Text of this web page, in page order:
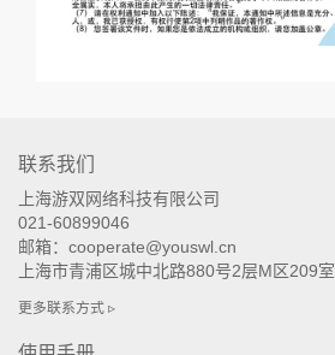
联系我们
上海游双网络科技有限公司
021-60899046
邮箱：cooperate@youswl.cn
上海市青浦区城中北路880号2层M区209室
更多联系方式 ▹